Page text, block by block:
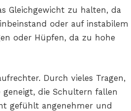
Gleichgewicht zu halten, da
oder auf instabilem
oder Hüpfen, da zu hohe
Durch vieles Tragen,
die Schultern fallen
gefühlt angenehmer und